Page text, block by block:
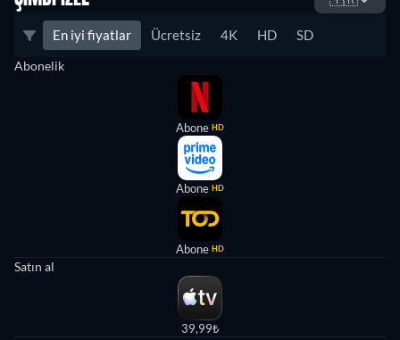
En iyi fiyatlar Ücretsiz 4K HD SD
Abonelik
Abone HD
Abone HD
Abone HD
Satın al
39,99₺